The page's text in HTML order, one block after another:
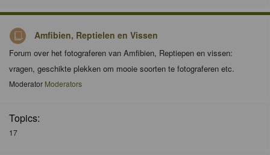
Amfibien, Reptielen en Vissen
Forum over het fotograferen van Amfibien, Reptiepen en vissen:
vragen, geschikte plekken om mooie soorten te fotograferen etc.
Moderator Moderators
Topics:
17